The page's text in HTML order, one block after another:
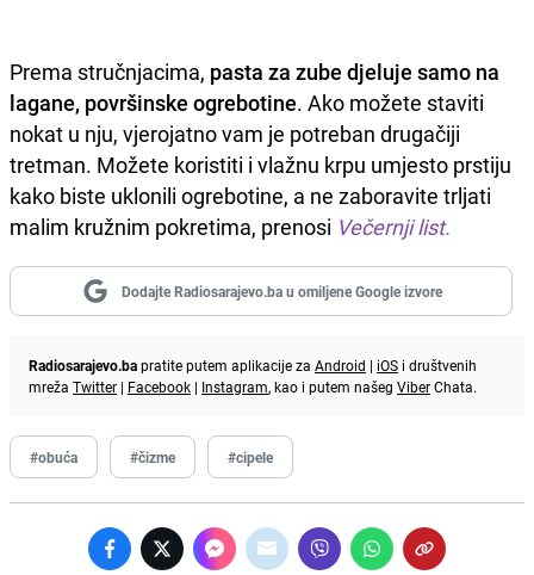
Prema stručnjacima, pasta za zube djeluje samo na
lagane, površinske ogrebotine. Ako možete staviti
nokat u nju, vjerojatno vam je potreban drugačiji
tretman. Možete koristiti i vlažnu krpu umjesto prstiju
kako biste uklonili ogrebotine, a ne zaboravite trljati
malim kružnim pokretima, prenosi Večernji list.
Dodajte Radiosarajevo.ba u omiljene Google izvore
Radiosarajevo.bapratite putem aplikacije za Android | iOS i društvenih
mreža Twitter | Facebook | Instagram, kao i putem našeg ViberChata.
#obuća #čizme #cipele